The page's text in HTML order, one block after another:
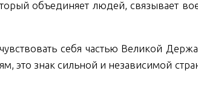
объединяет людей, связывает
себя частью Великой
это знак сильной и независимой